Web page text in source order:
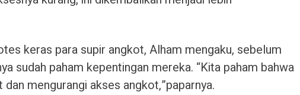
keras para supir angkot, Alham mengaku, sebelum
sudah paham kepentingan mereka. “Kita paham bahwa
mengurangi akses angkot,”paparnya.